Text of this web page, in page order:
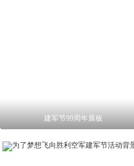
建军节99周年展板